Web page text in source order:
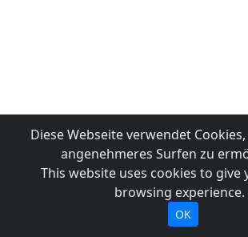
Diese Webseite verwendet
angenehmeres Surfen zu
This website uses cookies to give
browsing experience.
OK